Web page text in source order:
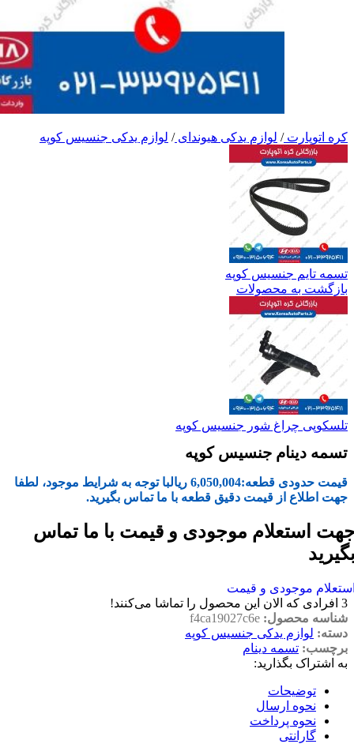
کره اتوپارت/ لوازم یدکی هیوندای/ لوازم یدکی جنسیس کوپه
تسمه تایم جنسیس کوپه
بازگشت به محصولات
تلسکوپی چراغ شور جنسیس کوپه
تسمه دینام جنسیس کوپه
قیمت حدودی قطعه:6,050,004 ریالبا توجه به شرایط موجود، لطفا
جهت اطلاع از قیمت دقیق قطعه با ما تماس بگیرید.
استعلام موجودی و قیمت با ما تماس
موجودی و قیمت
3 افرادی که الان این محصول را تماشا می‌کنند!
شناسه محصول: f4ca19027c6e
دسته: لوازم یدکی جنسیس کوپه
برچسب: تسمه دینام
به اشتراک بگذارید:
توضیحات
نحوه ارسال
نحوه پرداخت
گارانتی